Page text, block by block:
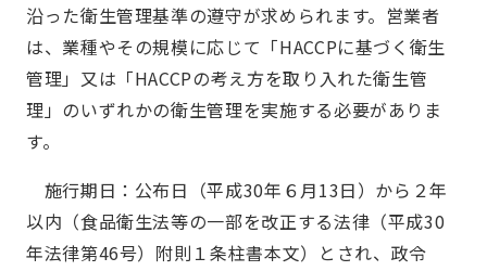
沿った衛生管理基準の遵守が求められます。営業者
は、業種やその規模に応じて「HACCPに基づく衛生
管理」又は「HACCPの考え方を取り入れた衛生管
理」のいずれかの衛生管理を実施する必要がありま
す。
施行期日：公布日（平成30年６月13日）から２年
以内（食品衛生法等の一部を改正する法律（平成30
年法律第46号）附則１条柱書本文）とされ、政令